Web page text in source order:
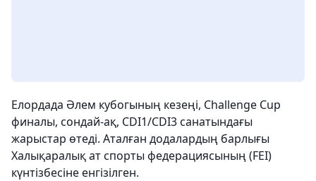
Елордада Әлем кубогының кезеңі, Challenge Cup
финалы, сондай-ақ, CDI1/CDI3 санатындағы
жарыстар өтеді. Аталған додалардың барлығы
Халықаралық ат спорты федерациясының (FEI)
күнтізбесіне енгізілген.